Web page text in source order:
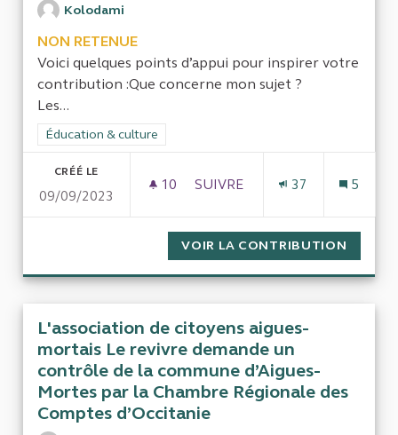
Kolodami
NON RETENUE
Voici quelques points d’appui pour inspirer votre
contribution :Que concerne mon sujet ?
Les...
Filtrer les résultats de la catégorie : Éducation & culture
Éducation & culture
CRÉÉ LE
09/09/2023
10 10 ABONNÉS
SUIVRE
37 5
VOIR LA CONTRIBUTION
L'association de citoyens aigues-
mortais Le revivre demande un
contrôle de la commune d’Aigues-
Mortes par la Chambre Régionale des
Comptes d’Occitanie